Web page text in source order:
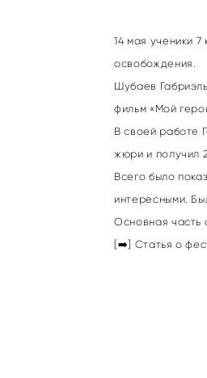
14 мая ученики
освобождения.
Шубаев
фильм «Мой
В своей работе
жюри и получил
Всего было
интересными.
Основная часть
[➡️] Статья о